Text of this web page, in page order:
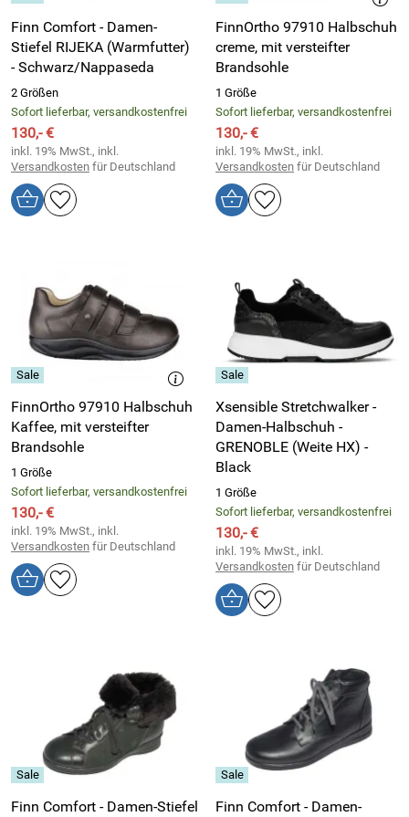
Finn Comfort - Damen-
Stiefel RIJEKA (Warmfutter)
- Schwarz/Nappaseda
2 Größen
Sofort lieferbar, versandkostenfrei
130,- €
inkl. 19% MwSt., inkl.
Versandkosten für Deutschland
FinnOrtho 97910 Halbschuh
creme, mit versteifter
Brandsohle
1 Größe
Sofort lieferbar, versandkostenfrei
130,- €
inkl. 19% MwSt., inkl.
Versandkosten für Deutschland
FinnOrtho 97910 Halbschuh
Kaffee, mit versteifter
Brandsohle
1 Größe
Sofort lieferbar, versandkostenfrei
130,- €
inkl. 19% MwSt., inkl.
Versandkosten für Deutschland
Xsensible Stretchwalker -
Damen-Halbschuh -
GRENOBLE (Weite HX) -
Black
1 Größe
Sofort lieferbar, versandkostenfrei
130,- €
inkl. 19% MwSt., inkl.
Versandkosten für Deutschland
Finn Comfort - Damen-Stiefel Finn Comfort - Damen-